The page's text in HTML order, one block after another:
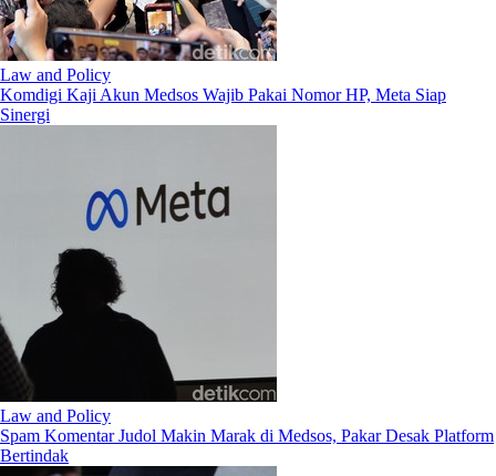
Law and Policy
Komdigi Kaji Akun Medsos Wajib Pakai Nomor HP, Meta Siap
Sinergi
Law and Policy
Spam Komentar Judol Makin Marak di Medsos, Pakar Desak Platform
Bertindak